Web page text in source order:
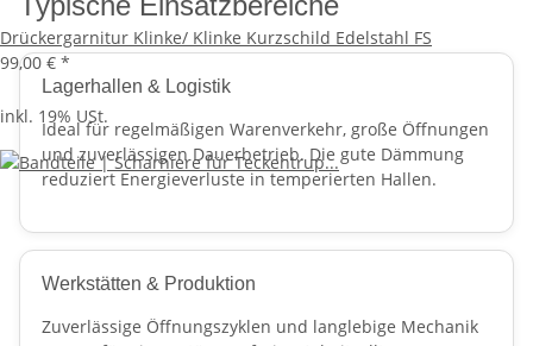
Lagerhallen & Logistik
Ideal für regelmäßigen Warenverkehr, große Öffnungen
und zuverlässigen Dauerbetrieb. Die gute Dämmung
reduziert Energieverluste in temperierten Hallen.
Werkstätten & Produktion
Zuverlässige Öffnungszyklen und langlebige Mechanik
Drückergarnitur Klinke/ Klinke Kurzschild Edelstahl FS
99,00 € *
inkl. 19% USt.